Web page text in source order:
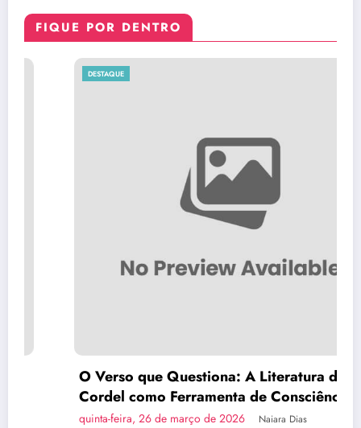
FIQUE POR DENTRO
O Verso que Questiona: A Literatura de
Cordel como Ferramenta de Consciência
quinta-feira, 26 de março de 2026 Naiara Dias